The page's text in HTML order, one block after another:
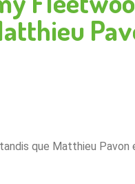
que Matthieu